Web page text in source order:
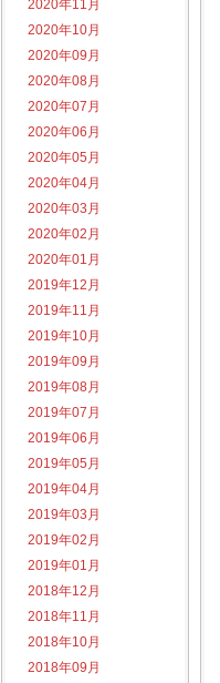
2020年11月
2020年10月
2020年09月
2020年08月
2020年07月
2020年06月
2020年05月
2020年04月
2020年03月
2020年02月
2020年01月
2019年12月
2019年11月
2019年10月
2019年09月
2019年08月
2019年07月
2019年06月
2019年05月
2019年04月
2019年03月
2019年02月
2019年01月
2018年12月
2018年11月
2018年10月
2018年09月